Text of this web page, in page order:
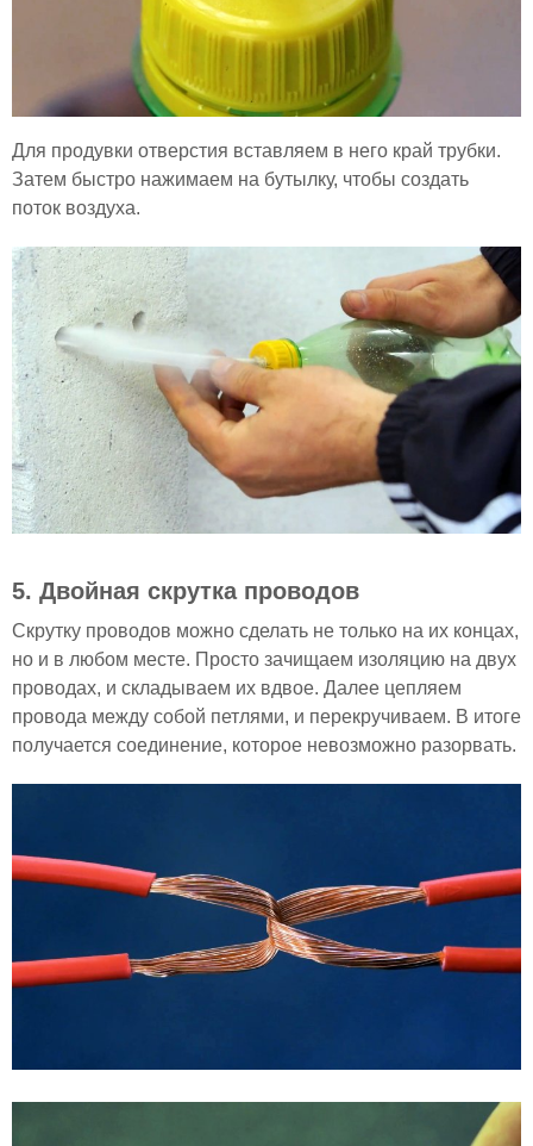
Для продувки отверстия вставляем в него край трубки.
Затем быстро нажимаем на бутылку, чтобы создать
поток воздуха.
5. Двойная скрутка проводов
Скрутку проводов можно сделать не только на их концах,
но и в любом месте. Просто зачищаем изоляцию на двух
проводах, и складываем их вдвое. Далее цепляем
провода между собой петлями, и перекручиваем. В итоге
получается соединение, которое невозможно разорвать.